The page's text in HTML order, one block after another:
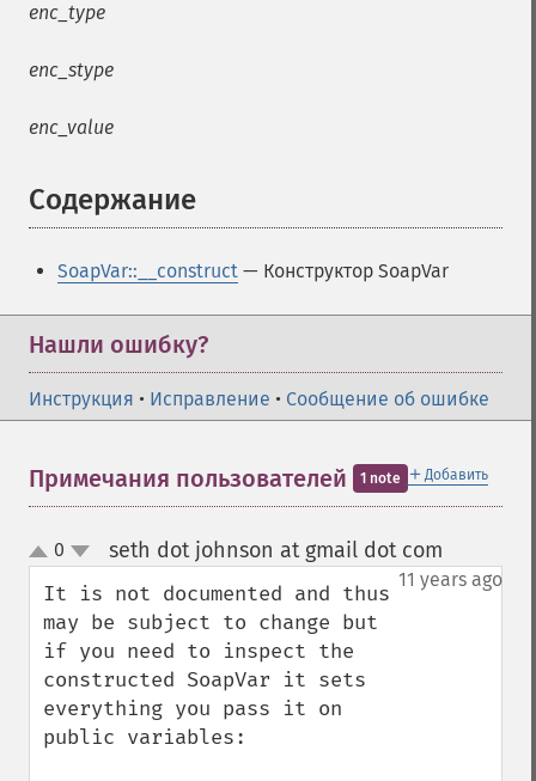
enc_type
enc_stype
enc_value
Содержание
SoapVar::__construct — Конструктор SoapVar
Нашли ошибку?
Инструкция • Исправление • Сообщение об ошибке
＋ Добавить
Примечания пользователей 1 note
up
down
0 seth dot johnson at gmail dot com
11 years ago
It is not documented and thus
may be subject to change but
if you need to inspect the
constructed SoapVar it sets
everything you pass it on
public variables: